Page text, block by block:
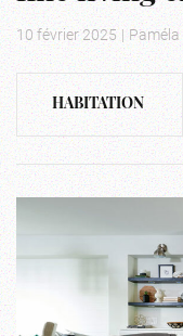
10 février 2025 | Paméla
HABITATION